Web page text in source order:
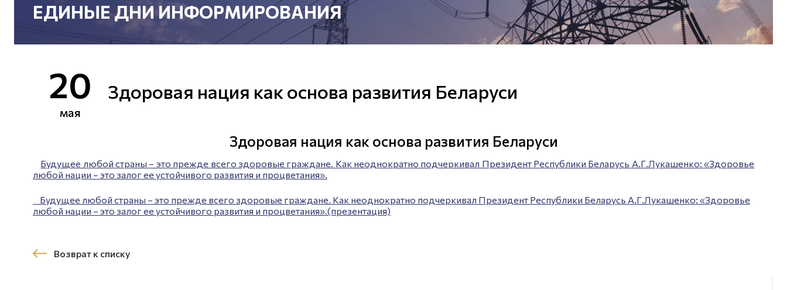
ЕДИНЫЕ ДНИ ИНФОРМИРОВАНИЯ
20
мая
Здоровая нация как основа развития Беларуси
Здоровая нация как основа развития Беларуси
Будущее любой страны – это прежде всего здоровые граждане. Как неоднократно подчеркивал Президент Республики Беларусь А.Г.Лукашенко: «Здоровье
любой нации – это залог ее устойчивого развития и процветания».
Будущее любой страны – это прежде всего здоровые граждане. Как неоднократно подчеркивал Президент Республики Беларусь А.Г.Лукашенко: «Здоровье
любой нации – это залог ее устойчивого развития и процветания».(презентация)
Возврат к списку